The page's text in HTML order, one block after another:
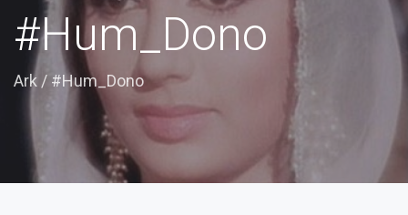
#Hum_Dono
Ark / #Hum_Dono